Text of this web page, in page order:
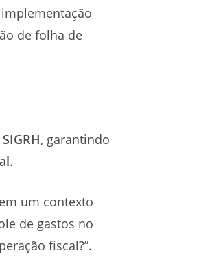
de folha de
, garantindo
.
um contexto
de gastos no
fiscal?”.